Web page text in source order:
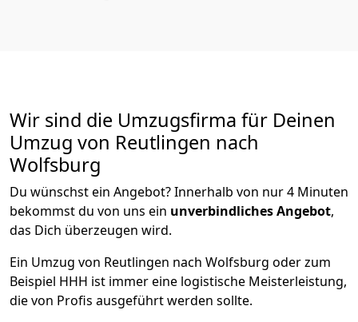
Wir sind die Umzugsfirma für Deinen
Umzug von Reutlingen nach
Wolfsburg
Du wünschst ein Angebot? Innerhalb von nur 4 Minuten
bekommst du von uns ein unverbindliches Angebot,
das Dich überzeugen wird.
Ein Umzug von Reutlingen nach Wolfsburg oder zum
Beispiel HHH ist immer eine logistische Meisterleistung,
die von Profis ausgeführt werden sollte.